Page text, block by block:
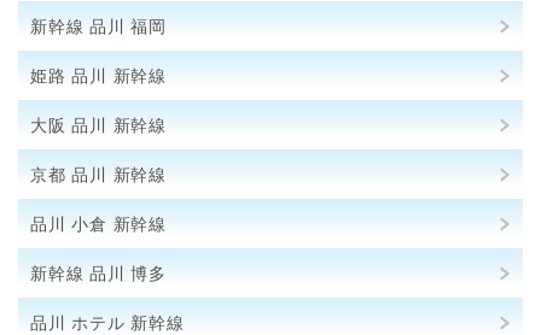
新幹線 品川 福岡
姫路 品川 新幹線
大阪 品川 新幹線
京都 品川 新幹線
品川 小倉 新幹線
新幹線 品川 博多
品川 ホテル 新幹線